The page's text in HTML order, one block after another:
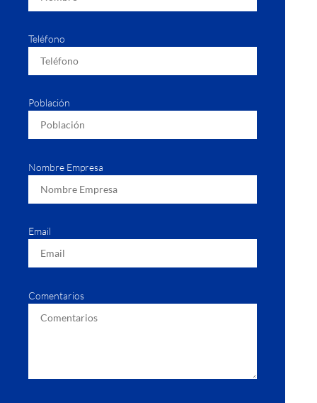
Teléfono
Población
Nombre Empresa
Email
Comentarios